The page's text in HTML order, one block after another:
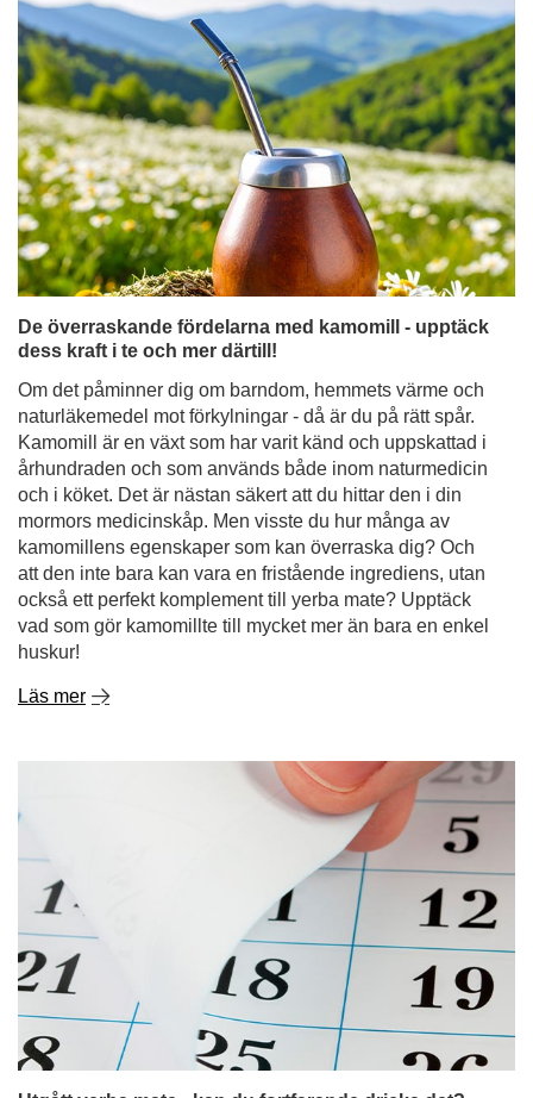
De överraskande fördelarna med kamomill - upptäck
dess kraft i te och mer därtill!
Om det påminner dig om barndom, hemmets värme och
naturläkemedel mot förkylningar - då är du på rätt spår.
Kamomill är en växt som har varit känd och uppskattad i
århundraden och som används både inom naturmedicin
och i köket. Det är nästan säkert att du hittar den i din
kamomillens egenskaper som kan överraska dig? Och
att den inte bara kan vara en fristående ingrediens, utan
också ett perfekt komplement till yerba mate? Upptäck
vad som gör kamomillte till mycket mer än bara en enkel
huskur!
Läs mer
Utgått yerba mate - kan du fortfarande dricka det?
Hur länge håller den och hur förvarar man den på rätt
sätt?
Om det finns ett oöppnat paket yerba mate längst bak i
ditt skåp sedan månader - eller till och med år - är du inte
ensam! Många undrar: är det okej att dricka mate-te som